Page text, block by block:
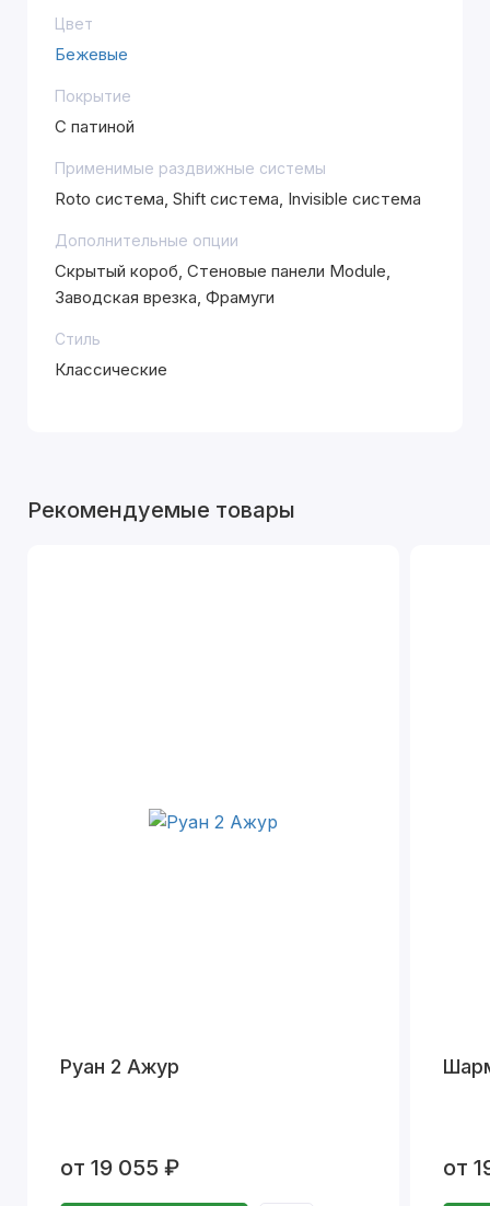
Цвет
Бежевые
Покрытие
С патиной
Применимые раздвижные системы
Roto система, Shift система, Invisible система
Дополнительные опции
Скрытый короб, Стеновые панели Module,
Заводская врезка, Фрамуги
Стиль
Классические
Рекомендуемые товары
Руан 2 Ажур
от 19 055 ₽ от